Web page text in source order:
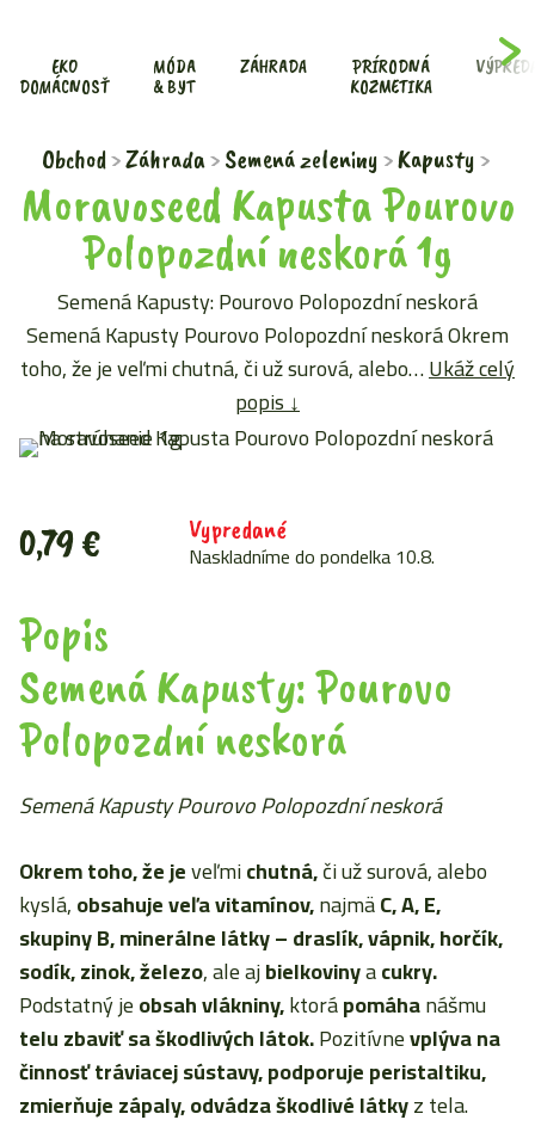
EKO
DOMÁCNOSŤ
MÓDA
& BYT
ZÁHRADA
PRÍRODNÁ
KOZMETIKA
Obchod Záhrada Semená zeleniny Kapusty
Moravoseed Kapusta Pourovo
Polopozdní neskorá 1g
Semená Kapusty: Pourovo Polopozdní neskorá
Semená Kapusty Pourovo Polopozdní neskorá Okrem
toho, že je veľmi chutná, či už surová, alebo…Ukáž celý
popis ↓
0,79€ Vypredané
Naskladníme do pondelka 10.8.
Popis
Semená Kapusty: Pourovo
Polopozdní neskorá
Semená Kapusty Pourovo Polopozdní neskorá
Okrem toho, že jeveľmichutná,či už surová, alebo
kyslá,obsahuje veľa vitamínov,najmäC, A, E,
skupiny B,minerálne látky – draslík, vápnik, horčík,
sodík, zinok, železo, ale ajbielkovinyacukry.
Podstatný jeobsah vlákniny,ktorápomáhanášmu
telu zbaviť sa škodlivých látok.Pozitívnevplýva na
činnosť tráviacej sústavy, podporuje peristaltiku,
zmierňuje zápaly, odvádza škodlivé látkyz tela.